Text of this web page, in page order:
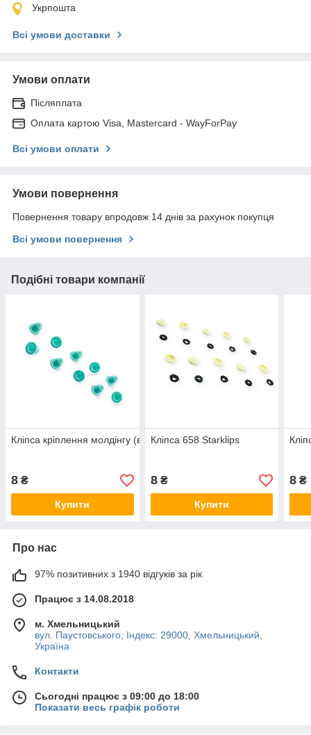
Укрпошта
Всі умови доставки
Умови оплати
Післяплата
Оплата картою Visa, Mastercard - WayForPay
Всі умови оплати
Умови повернення
Повернення товару впродовж 14 днів за рахунок покупця
Всі умови повернення
Подібні товари компанії
Кліпса кріплення молдінгу (втулка) VAG (Starklips) (кр.-10)
8 ₴
Купити
Кліпса 658 Starklips
8₴
Купити
8 ₴
Про нас
97% позитивних з 1940 відгуків за рік
Працює з 14.08.2018
м. Хмельницький
вул. Паустовського; Індекс: 29000, Хмельницький,
Україна
Контакти
Сьогодні працює з 09:00 до 18:00
Показати весь графік роботи